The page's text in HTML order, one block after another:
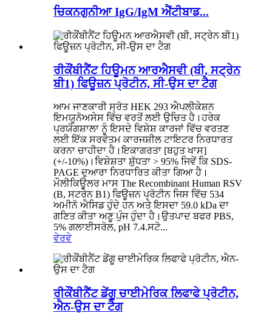
ਚਿਕਨਗੁਨੀਆ IgG/IgM ਐਂਟੀਬਾਡ...
ਰੀਕੌਂਬੀਨੈਂਟ ਹਿਊਮਨ ਆਰਐਸਵੀ (ਬੀ, ਸਟ੍ਰੇਨ
ਬੀ1) ਫਿਊਜ਼ਨ ਪ੍ਰੋਟੀਨ, ਸੀ-ਉਸ ਦਾ ਟੈਗ
ਆਮ ਜਾਣਕਾਰੀ ਸ੍ਰੋਤ HEK 293 ਐਪਲੀਕੇਸ਼ਨ
ਇਮਯੂਨੋਅਸੇਸ ਵਿੱਚ ਵਰਤੋਂ ਲਈ ਉਚਿਤ ਹੈ।ਹਰੇਕ
ਪ੍ਰਯੋਗਸ਼ਾਲਾ ਨੂੰ ਇਸਦੇ ਵਿਸ਼ੇਸ਼ ਕਾਰਜਾਂ ਵਿੱਚ ਵਰਤਣ
ਲਈ ਇੱਕ ਸਰਵੋਤਮ ਕਾਰਜਸ਼ੀਲ ਟਾਇਟਰ ਨਿਰਧਾਰਤ
ਕਰਨਾ ਚਾਹੀਦਾ ਹੈ।ਇਕਾਗਰਤਾ [ਬਹੁਤ ਖਾਸ]
(+/-10%)।ਵਿਸ਼ੇਸ਼ਤਾ ਸ਼ੁੱਧਤਾ > 95% ਜਿਵੇਂ ਕਿ SDS-
PAGE ਦੁਆਰਾ ਨਿਰਧਾਰਿਤ ਕੀਤਾ ਗਿਆ ਹੈ।
ਮੌਲੀਕਿਊਲਰ ਮਾਸ The Recombinant Human RSV
(B, ਸਟਰੇਨ B1) ਫਿਊਜ਼ਨ ਪ੍ਰੋਟੀਨ ਜਿਸ ਵਿੱਚ 534
ਅਮੀਨੋ ਐਸਿਡ ਹੁੰਦੇ ਹਨ ਅਤੇ ਇਸਦਾ 59.0 kDa ਦਾ
ਗਣਿਤ ਕੀਤਾ ਅਣੂ ਪੁੰਜ ਹੁੰਦਾ ਹੈ।ਉਤਪਾਦ ਬਫਰ PBS,
5% ਗਲਾਈਸਰੋਲ, pH 7.4.ਸਟੋ...
ਵੇਰਵੇ
ਰੀਕੌਂਬੀਨੈਂਟ ਡੇਂਗੂ ਚਾਈਮੇਰਿਕ ਲਿਫਾਫੇ ਪ੍ਰੋਟੀਨ,
ਐਨ-ਉਸ ਦਾ ਟੈਗ